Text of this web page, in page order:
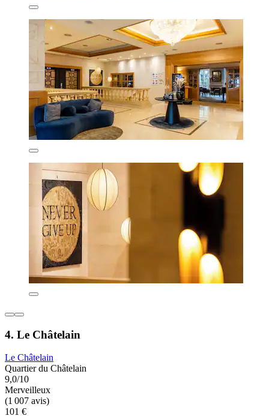
4. Le Châtelain
Le Châtelain
Quartier du Châtelain
9,0/10
Merveilleux
(1 007 avis)
101 €